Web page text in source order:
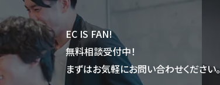
EC IS FAN!
無料相談受付中！
まずはお気軽にお問い合わせください。